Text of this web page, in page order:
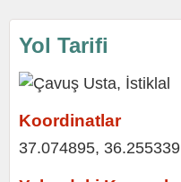
Yol Tarifi
Koordinatlar
37.074895, 36.255339